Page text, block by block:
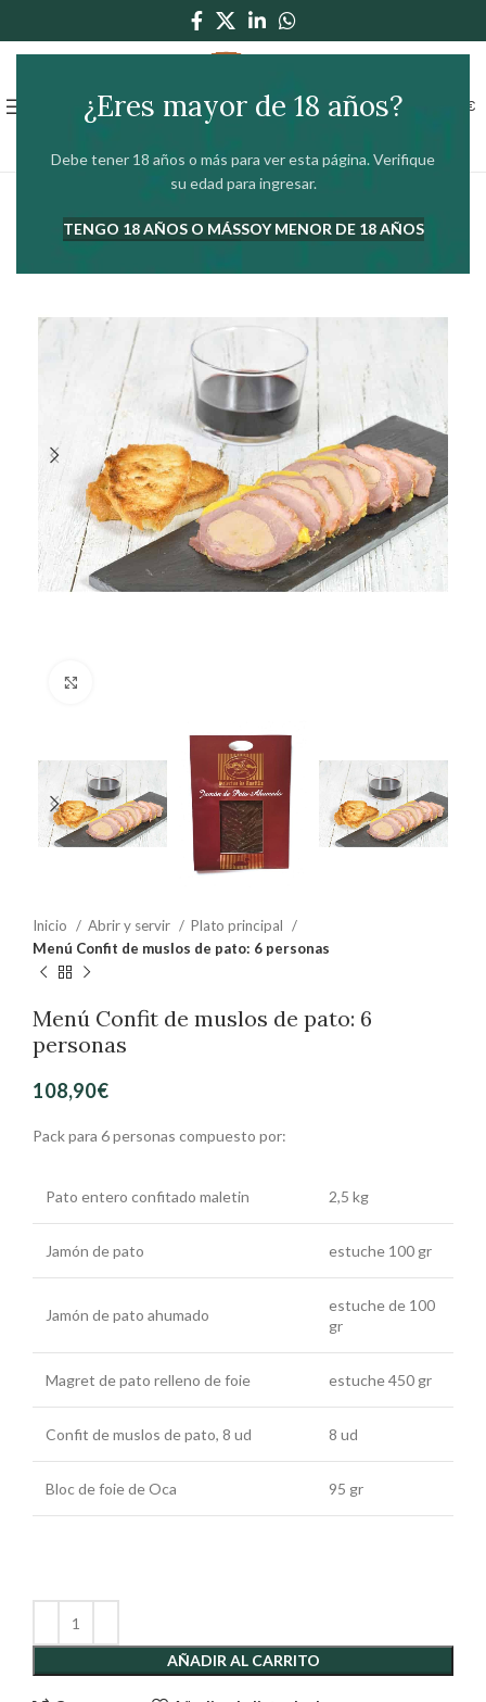
¿Eres mayor de 18 años?
Debe tener 18 años o más para ver esta página. Verifique
su edad para ingresar.
TENGO 18 AÑOS O MÁSSOY MENOR DE 18 AÑOS
€
Inicio Abrir y servir
Plato principal
Menú Confit de muslos de pato: 6 personas
Menú Confit de muslos de pato: 6
personas
108,90€
Pack para 6 personas compuesto por:
Pato entero confitado maletin 2,5 kg
Jamón de pato estuche 100 gr
Jamón de pato ahumado
estuche de 100
gr
Magret de pato relleno de foie estuche 450 gr
Confit de muslos de pato, 8 ud 8 ud
Bloc de foie de Oca 95 gr
AÑADIR AL CARRITO